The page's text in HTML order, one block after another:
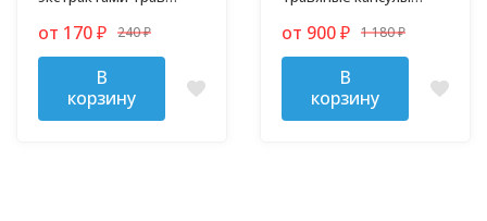
простуды и кашля
от 170 ₽ 240₽
В
корзину
простуды
от 900 ₽ 1 180₽
В
корзину